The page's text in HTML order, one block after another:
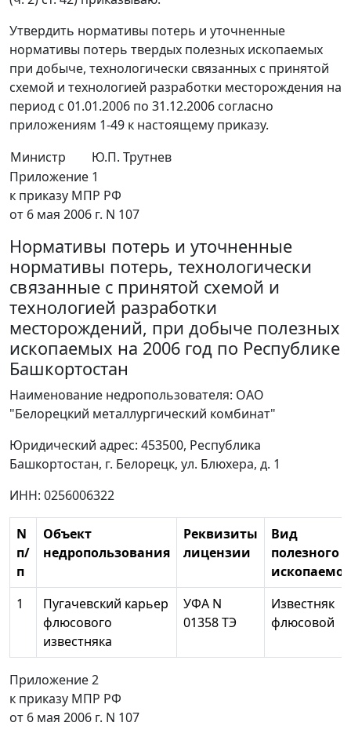
Утвердить нормативы потерь и уточненные
нормативы потерь твердых полезных ископаемых
при добыче, технологически связанных с принятой
схемой и технологией разработки месторождения на
период с 01.01.2006 по 31.12.2006 согласно
приложениям 1-49 к настоящему приказу.
Министр
Ю.П. Трутнев
Приложение 1
к приказу МПР РФ
от 6 мая 2006 г. N 107
Нормативы потерь и уточненные
нормативы потерь, технологически
связанные с принятой схемой и
технологией разработки
месторождений, при добыче полезных
ископаемых на 2006 год по Республике
Башкортостан
Наименование недропользователя: ОАО
"Белорецкий металлургический комбинат"
Юридический адрес: 453500, Республика
Башкортостан, г. Белорецк, ул. Блюхера, д. 1
ИНН: 0256006322
N
п/
п
Объект
недропользования
Реквизиты
лицензии
Вид
полезного
1
Пугачевский карьер
флюсового
известняка
УФА N
01358 ТЭ
Известняк
флюсовой
Приложение 2
к приказу МПР РФ
от 6 мая 2006 г. N 107